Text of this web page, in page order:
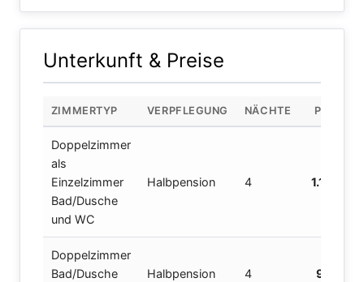
Unterkunft & Preise
ZIMMERTYP VERPFLEGUNG NÄCHTE PREIS
Doppelzimmer
als
Einzelzimmer
Bad/Dusche
und WC
Halbpension 4 1.195,00
Doppelzimmer
Bad/Dusche
Halbpension 4 995,00